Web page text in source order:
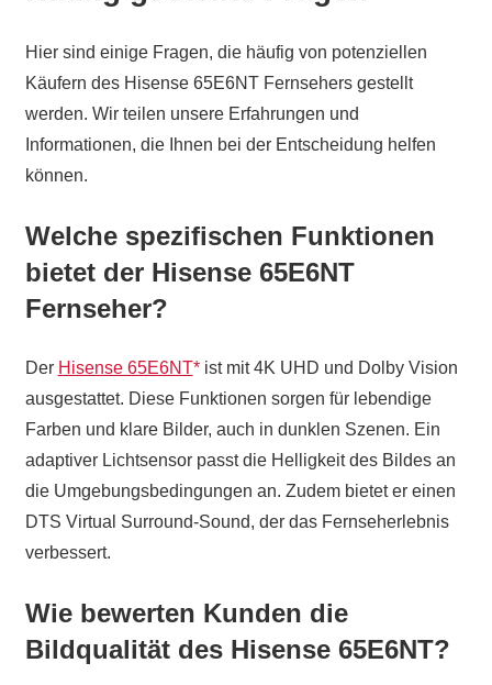
Hier sind einige Fragen, die häufig von potenziellen
Käufern des Hisense 65E6NT Fernsehers gestellt
werden. Wir teilen unsere Erfahrungen und
Informationen, die Ihnen bei der Entscheidung helfen
können.
Welche spezifischen Funktionen
bietet der Hisense 65E6NT
Fernseher?
Der Hisense 65E6NT ist mit 4K UHD und Dolby Vision
ausgestattet. Diese Funktionen sorgen für lebendige
Farben und klare Bilder, auch in dunklen Szenen. Ein
adaptiver Lichtsensor passt die Helligkeit des Bildes an
die Umgebungsbedingungen an. Zudem bietet er einen
DTS Virtual Surround-Sound, der das Fernseherlebnis
verbessert.
Wie bewerten Kunden die
Bildqualität des Hisense 65E6NT?